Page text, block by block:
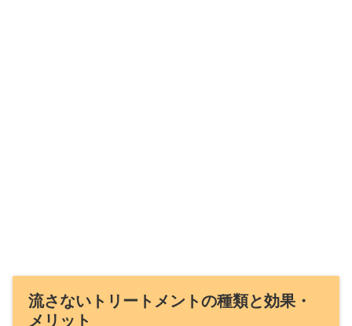
流さないトリートメントの種類と効果・
メリット